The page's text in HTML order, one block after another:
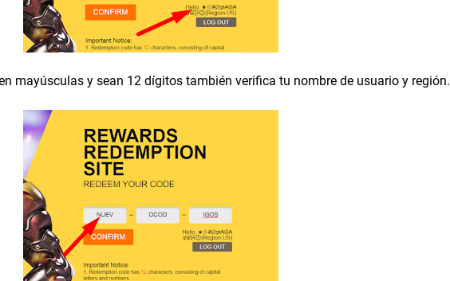
mayúsculas y sean 12 dígitos también verifica tu nombre de usuario y región.